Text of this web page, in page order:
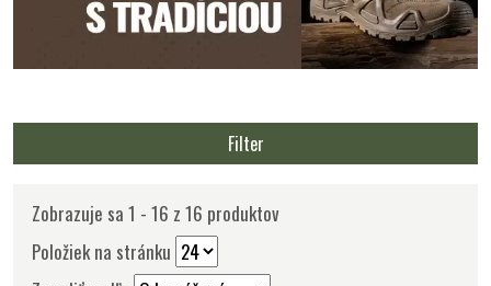
Filter
Zobrazuje sa 1 - 16 z 16 produktov
Položiek na stránku